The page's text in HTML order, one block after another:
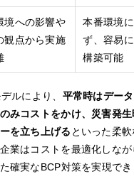
境への影響や
観点から実施
本番環境
ず、容易
構築可能
ルにより、 平常時はデー
みコストをかけ、災害発
を立ち上げる といった柔
業はコストを最適化しな
確実なBCP対策を実現でき